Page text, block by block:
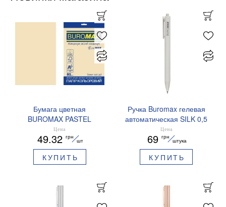
Бумага цветная
BUROMAX PASTEL
EUROMAX 20 арк А4 80 г/
мс BM.2721220E-08
Цена
49.32 грн
шт
КУПИТЬ
Ручка Buromax гелевая
автоматическая SILK 0,5
мм синие чернила
BM.83100
Цена
69 грн
штука
КУПИТЬ